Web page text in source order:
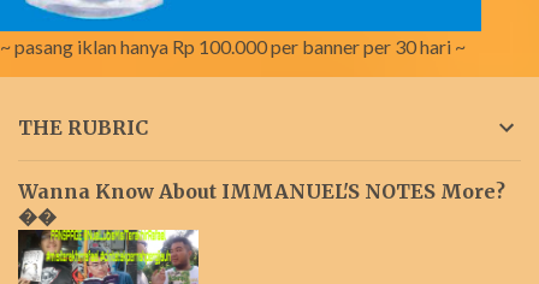
~ pasang iklan hanya Rp 100.000 per banner per 30 hari ~
THE RUBRIC
Wanna Know About IMMANUEL'S NOTES More?
��